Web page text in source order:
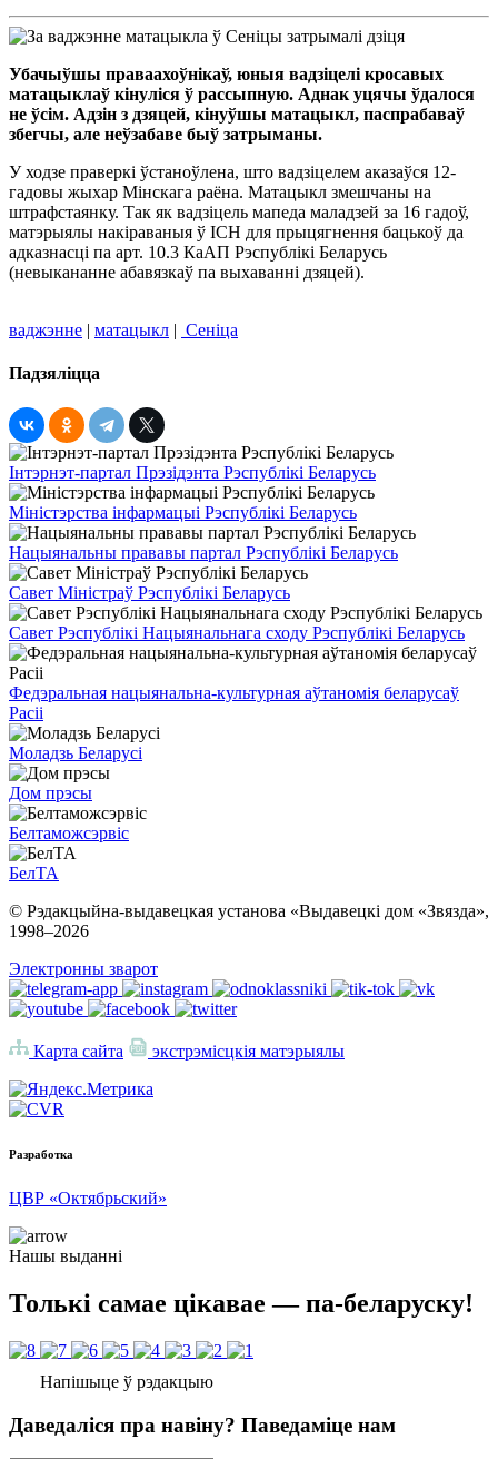
Убачыўшы праваахоўнікаў, юныя вадзіцелі кросавых
матацыклаў кінуліся ў рассыпную. Аднак уцячы ўдалося
не ўсім. Адзін з дзяцей, кінуўшы матацыкл, паспрабаваў
збегчы, але неўзабаве быў затрыманы.
У ходзе праверкі ўстаноўлена, што вадзіцелем аказаўся 12-
гадовы жыхар Мінскага раёна. Матацыкл змешчаны на
штрафстаянку. Так як вадзіцель мапеда маладзей за 16 гадоў,
матэрыялы накіраваныя ў ІСН для прыцягнення бацькоў да
адказнасці па арт. 10.3 КаАП Рэспублікі Беларусь
(невыкананне абавязкаў па выхаванні дзяцей).
ваджэнне | матацыкл | Сеніца
Падзяліцца
Інтэрнэт-партал Прэзідэнта Рэспублікі Беларусь
Міністэрства інфармацыі Рэспублікі Беларусь
Нацыянальны прававы партал Рэспублікі Беларусь
Савет Міністраў Рэспублікі Беларусь
Савет Рэспублікі Нацыянальнага сходу Рэспублікі Беларусь
Федэральная нацыянальна-культурная аўтаномія беларусаў
Расіі
Моладзь Беларусі
Дом прэсы
Белтаможсэрвіс
БелТА
© Рэдакцыйна-выдавецкая установа «Выдавецкі дом «Звязда»,
1998–2026
Электронны зварот
Карта сайта экстрэмісцкія матэрыялы
Разработка
ЦВР «Октябрьский»
Нашы выданні
Толькі самае цікавае — па-беларуску!
Напішыце ў рэдакцыю
Даведаліся пра навіну? Паведаміце нам